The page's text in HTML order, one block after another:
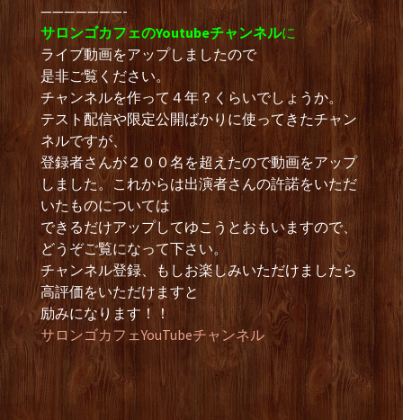
———————-
サロンゴカフェのYoutubeチャンネルに
ライブ動画をアップしましたので
是非ご覧ください。
チャンネルを作って４年？くらいでしょうか。
テスト配信や限定公開ばかりに使ってきたチャン
ネルですが、
登録者さんが２００名を超えたので動画をアップ
しました。これからは出演者さんの許諾をいただ
いたものについては
できるだけアップしてゆこうとおもいますので、
どうぞご覧になって下さい。
チャンネル登録、もしお楽しみいただけましたら
高評価をいただけますと
励みになります！！
サロンゴカフェYouTubeチャンネル